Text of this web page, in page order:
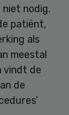
nodig.
patiënt,
als
meestal
vindt de
de